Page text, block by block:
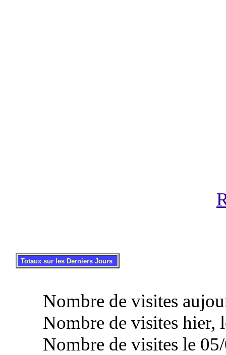
Totaux sur les Derniers Jours
Nombre de visites
Nombre de visites hier,
Nombre de visites le